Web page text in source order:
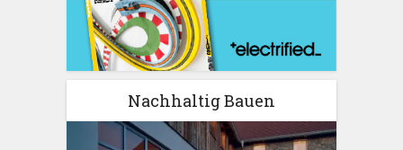
Nachhaltig Bauen